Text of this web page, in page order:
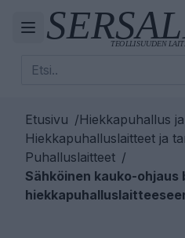
Etusivu /Hiekkapuhallus
Hiekkapuhalluslaitteet ja
Puhalluslaitteet /
Sähköinen kauko-ohjaus